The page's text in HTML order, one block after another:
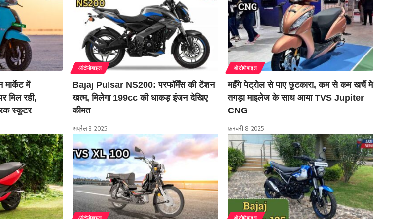
में
मिल रही,
स्कूटर
ऑटोमोबाइल
Bajaj Pulsar NS200: परफॉर्मेंस की टेंशन
खत्म, मिलेगा 199cc की धाकड़ इंजन देखिए
कीमत
अप्रैल 3, 2025
ऑटोमोबाइल
महँगे पेट्रोल से पाए छुटकारा, कम से कम खर्चे मे
तगड़ा माइलेज के साथ आया TVS Jupiter
CNG
फ़रवरी 8, 2025
ऑटोमोबाइल ऑटोमोबाइल